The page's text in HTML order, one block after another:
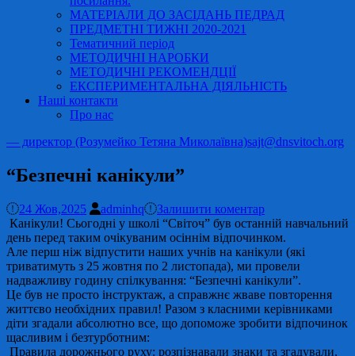
МАТЕРІАЛИ ДО ЗАСІДАНЬ ПЕДРАД
ПРЕДМЕТНІ ТИЖНІ 2020-2021
Тематичний період
МЕТОДИЧНІ НАРОБКИ
МЕТОДИЧНІ РЕКОМЕНДЦІЇ
ЕКСПЕРИМЕНТАЛЬНА ДІЯЛЬНІСТЬ
Наші контакти
Про нас
— директор (Розумейко Тетяна Миколаївна)sajt@dnsvitoch.org
“Безпечні канікули”
24 Жов,2025 adminhq
Залишити коментар
Канікули! Сьогодні у школі “Світоч” був останній навчальний
день перед таким очікуваним осіннім відпочинком.
Але перш ніж відпустити наших учнів на канікули (які
триватимуть з 25 жовтня по 2 листопада), ми провели
надважливу годину спілкування: “Безпечні канікули”.
Це був не просто інструктаж, а справжнє жваве повторення
життєво необхідних правил! Разом з класними керівниками
діти згадали абсолютно все, що допоможе зробити відпочинок
щасливим і безтурботним:
Правила дорожнього руху: розпізнавали знаки та згадували,